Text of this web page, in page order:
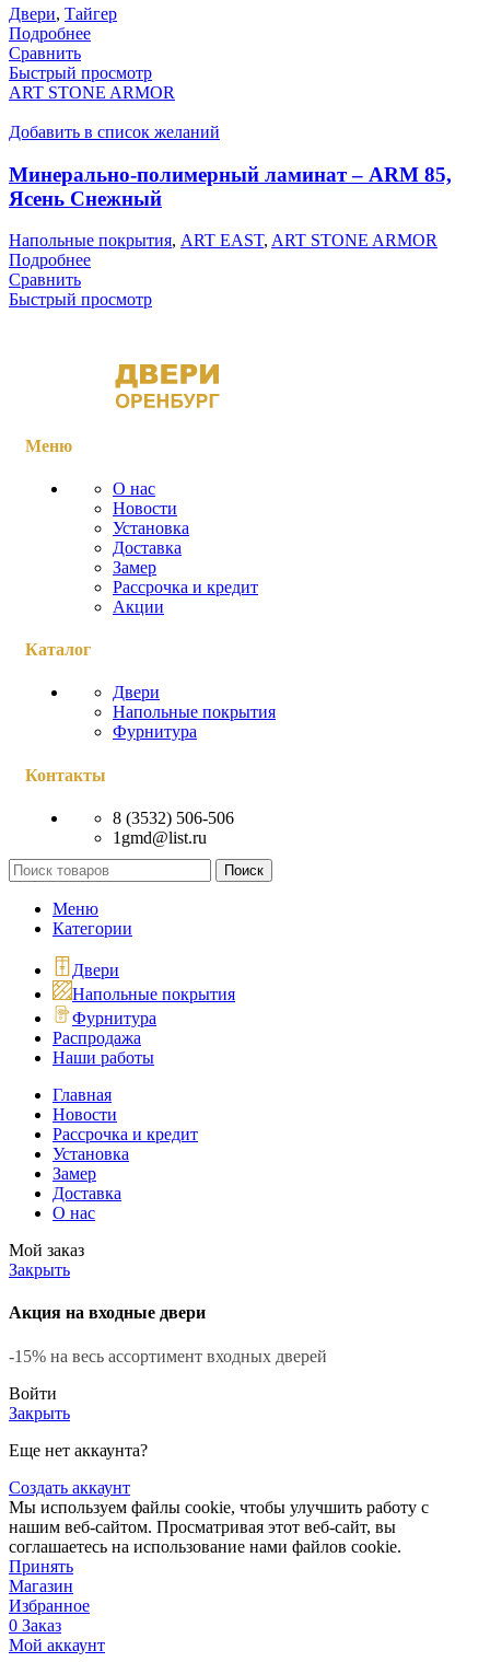
Двери, Тайгер
Подробнее
Сравнить
Быстрый просмотр
ART STONE ARMOR
Добавить в список желаний
Минерально-полимерный ламинат – ARM 85,
Ясень Снежный
Напольные покрытия, ART EAST, ART STONE ARMOR
Подробнее
Сравнить
Быстрый просмотр
Меню
О нас
Новости
Установка
Доставка
Замер
Рассрочка и кредит
Акции
Каталог
Двери
Напольные покрытия
Фурнитура
Контакты
8 (3532) 506-506
1gmd@list.ru
Поиск
Меню
Категории
Двери
Напольные покрытия
Фурнитура
Распродажа
Наши работы
Главная
Новости
Рассрочка и кредит
Установка
Замер
Доставка
О нас
Мой заказ
Закрыть
Акция на входные двери
-15% на весь ассортимент входных дверей
Войти
Закрыть
Еще нет аккаунта?
Создать аккаунт
Мы используем файлы cookie, чтобы улучшить работу с
нашим веб-сайтом. Просматривая этот веб-сайт, вы
соглашаетесь на использование нами файлов cookie.
Принять
Магазин
Избранное
0 Заказ
Мой аккаунт